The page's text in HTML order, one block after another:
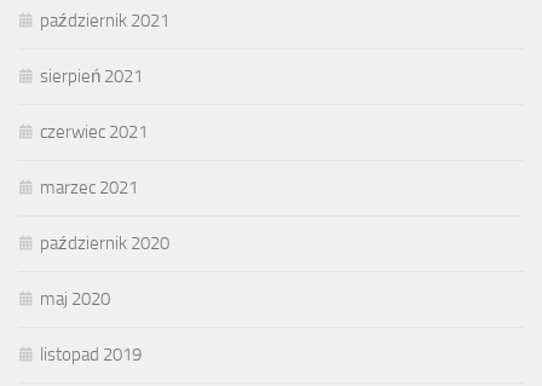
październik 2021
sierpień 2021
czerwiec 2021
marzec 2021
październik 2020
maj 2020
listopad 2019